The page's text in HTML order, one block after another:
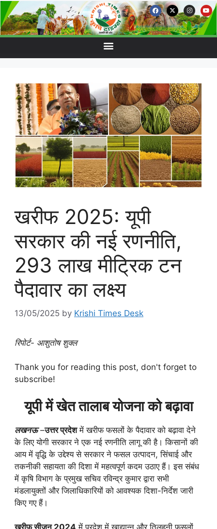
खरीफ 2025: यूपी
सरकार की नई रणनीति,
293 लाख मीट्रिक टन
पैदावार का लक्ष्य
13/05/2025 by Krishi Times Desk
रिपोर्ट- आशुतोष शुक्ल
Thank you for reading this post, don't forget to
subscribe!
यूपी में खेत तालाब योजना को बढ़ावा
लखनऊ–उत्तर प्रदेशमें खरीफ फसलों के पैदावार को बढ़ावा देने
के लिए योगी सरकार ने एक नई रणनीति लागू की है। किसानों की
आय में वृद्धि के उद्देश्य से सरकार ने फसल उत्पादन, सिंचाई और
तकनीकी सहायता की दिशा में महत्वपूर्ण कदम उठाए हैं। इस संबंध
में कृषि विभाग के प्रमुख सचिव रविन्द्र कुमार द्वारा सभी
मंडलायुक्तों और जिलाधिकारियों को आवश्यक दिशा-निर्देश जारी
किए गए हैं।